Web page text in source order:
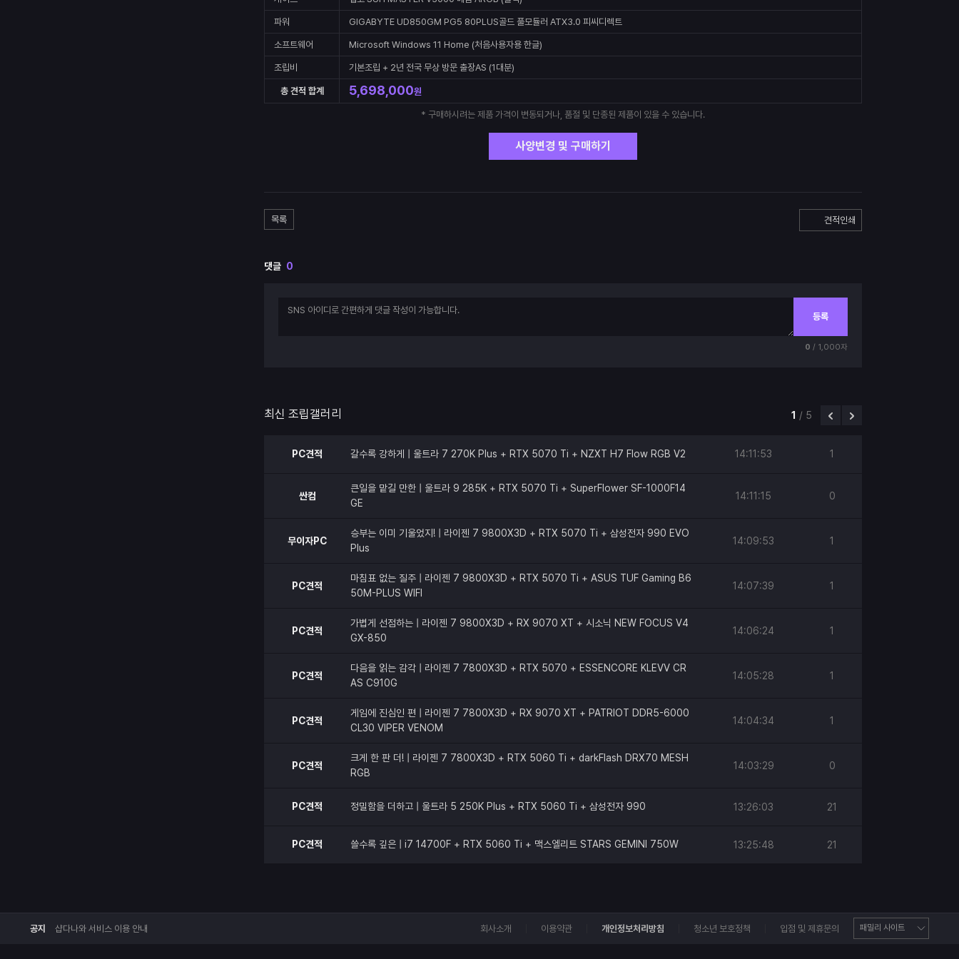
파워 GIGABYTE UD850GM PG5 80PLUS골드 풀모듈러 ATX3.0 피씨디렉트
소프트웨어 Microsoft Windows 11 Home (처음사용자용 한글)
조립비 기본조립 + 2년 전국 무상 방문 출장AS (1대분)
총 견적 합계 5,698,000원
* 구매하시려는 제품 가격이 변동되거나, 품절 및 단종된 제품이 있을 수 있습니다.
사양변경 및 구매하기
목록 견적인쇄
댓글 0
등록
0 / 1,000자
최신 조립갤러리 1 / 5
PC견적 갈수록 강하게 | 울트라 7 270K Plus + RTX 5070 Ti + NZXT H7 Flow RGB V2 14:11:53 1
싼컴
큰일을 맡길 만한 | 울트라 9 285K + RTX 5070 Ti + SuperFlower SF-1000F14
GE
14:11:15 0
무이자PC
승부는 이미 기울었지! | 라이젠 7 9800X3D + RTX 5070 Ti + 삼성전자 990 EVO
Plus
14:09:53 1
PC견적
마침표 없는 질주 | 라이젠 7 9800X3D + RTX 5070 Ti + ASUS TUF Gaming B6
50M-PLUS WIFI
14:07:39 1
PC견적
가볍게 선점하는 | 라이젠 7 9800X3D + RX 9070 XT + 시소닉 NEW FOCUS V4
GX-850
14:06:24 1
PC견적
다음을 읽는 감각 | 라이젠 7 7800X3D + RTX 5070 + ESSENCORE KLEVV CR
AS C910G
14:05:28 1
PC견적
게임에 진심인 편 | 라이젠 7 7800X3D + RX 9070 XT + PATRIOT DDR5-6000
CL30 VIPER VENOM
14:04:34 1
PC견적
크게 한 판 더! | 라이젠 7 7800X3D + RTX 5060 Ti + darkFlash DRX70 MESH
RGB
14:03:29 0
PC견적 정밀함을 더하고 | 울트라 5 250K Plus + RTX 5060 Ti + 삼성전자 990 13:26:03 21
PC견적 쓸수록 깊은 | i7 14700F + RTX 5060 Ti + 맥스엘리트 STARS GEMINI 750W 13:25:48 21
공지 샵다나와 서비스 이용 안내 회사소개 이용약관 개인정보처리방침 청소년 보호정책 입점 및 제휴문의